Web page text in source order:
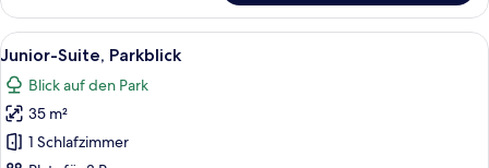
Doppel-
oder
-
Balkon,
Meerblick
Alle
Fotos
für
Junior-
Suite,
Daunenbettdecken, Minibar,
6
Junior-Suite, Parkblick
Blick auf den Park
35 m²
1 Schlafzimmer